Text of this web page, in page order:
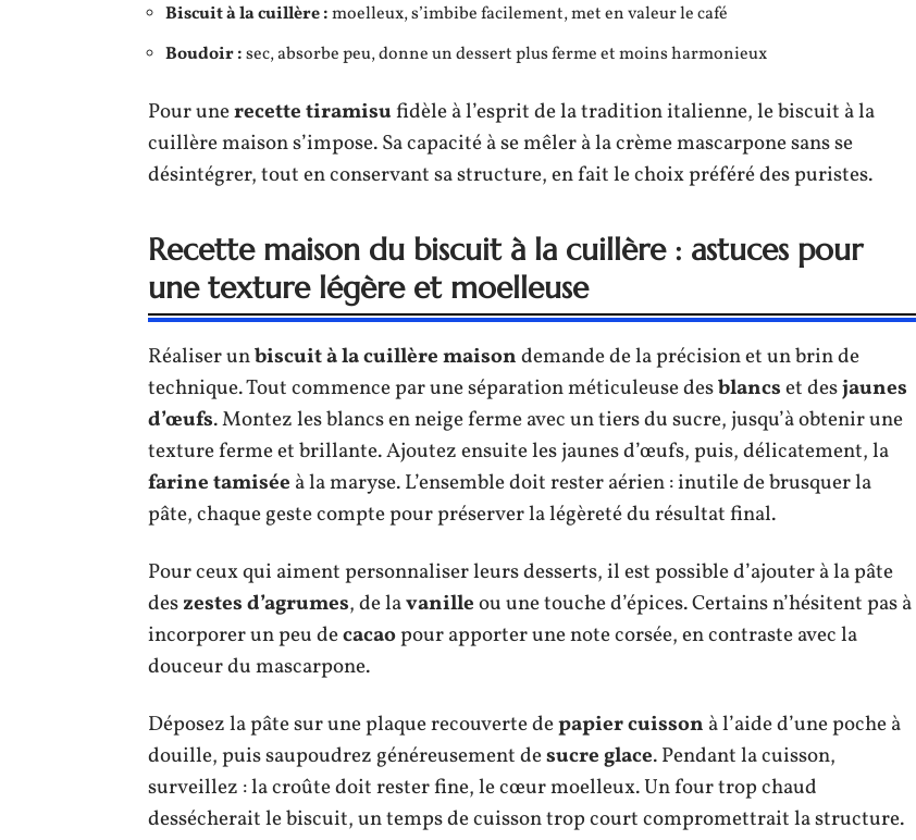
Biscuit à la cuillère :moelleux, s’imbibe facilement, met en valeur le café
Boudoir :sec, absorbe peu, donne un dessert plus ferme et moins harmonieux
Pour unerecette tiramisufidèle à l’esprit de la tradition italienne, le biscuit à la
cuillère maison s’impose. Sa capacité à se mêler à la crème mascarpone sans se
désintégrer, tout en conservant sa structure, en fait le choix préféré des puristes.
Recette maison du biscuit à la cuillère : astuces pour
une texture légère et moelleuse
Réaliser unbiscuit à la cuillère maisondemande de la précision et un brin de
technique. Tout commence par une séparation méticuleuse desblancset desjaunes
d’œufs. Montez les blancs en neige ferme avec un tiers du sucre, jusqu’à obtenir une
texture ferme et brillante. Ajoutez ensuite les jaunes d’œufs, puis, délicatement, la
farine tamisée à la maryse. L’ensemble doit rester aérien : inutile de brusquer la
pâte, chaque geste compte pour préserver la légèreté du résultat final.
Pour ceux qui aiment personnaliser leurs desserts, il est possible d’ajouter à la pâte
deszestes d’agrumes, de lavanilleou une touche d’épices. Certains n’hésitent pas à
incorporer un peu decacaopour apporter une note corsée, en contraste avec la
douceur du mascarpone.
Déposez la pâte sur une plaque recouverte depapier cuisson à l’aide d’une poche à
douille, puis saupoudrez généreusement desucre glace. Pendant la cuisson,
surveillez : la croûte doit rester fine, le cœur moelleux. Un four trop chaud
dessécherait le biscuit, un temps de cuisson trop court compromettrait la structure.